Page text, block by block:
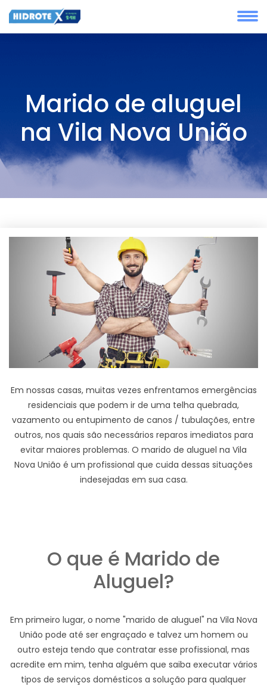
Marido de aluguel
na Vila Nova União
Em nossas casas, muitas vezes enfrentamos emergências
residenciais que podem ir de uma telha quebrada,
vazamento ou entupimento de canos / tubulações, entre
outros, nos quais são necessários reparos imediatos para
evitar maiores problemas. O marido de aluguel na Vila
Nova União é um profissional que cuida dessas situações
indesejadas em sua casa.
O que é Marido de
Aluguel?
Em primeiro lugar, o nome "marido de aluguel" na Vila Nova
União pode até ser engraçado e talvez um homem ou
outro esteja tendo que contratar esse profissional, mas
acredite em mim, tenha alguém que saiba executar vários
tipos de serviços domésticos a solução para qualquer